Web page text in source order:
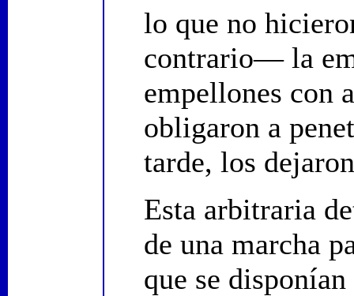
lo que no
contrario— la
empellones con
obligaron a
tarde, los
Esta arbitraria
de una marcha
que se